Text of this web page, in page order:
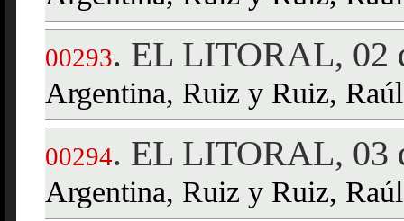
00293. EL LITORAL, 02
Argentina, Ruiz y Ruiz,
00294. EL LITORAL, 03
Argentina, Ruiz y Ruiz,